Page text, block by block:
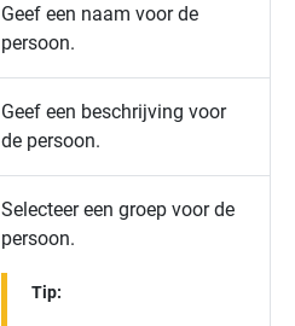
Geef een naam voor de
persoon.
Geef een beschrijving voor
de persoon.
Selecteer een groep voor de
persoon.
Tip: